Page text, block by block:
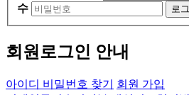
수
회원로그인 안내
아이디 비밀번호 찾기
회원 가입